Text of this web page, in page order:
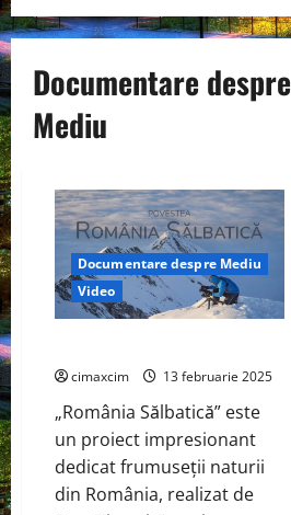
Documentare despre
Mediu
Documentare despre Mediu
Video
cimaxcim 13 februarie 2025
„România Sălbatică” este
un proiect impresionant
dedicat frumuseții naturii
din România, realizat de